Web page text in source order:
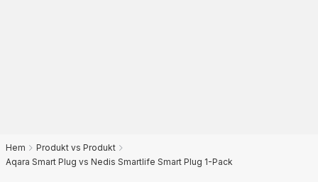
Hem
Produkt vs Produkt
Aqara Smart Plug vs Nedis Smartlife Smart Plug 1-Pack